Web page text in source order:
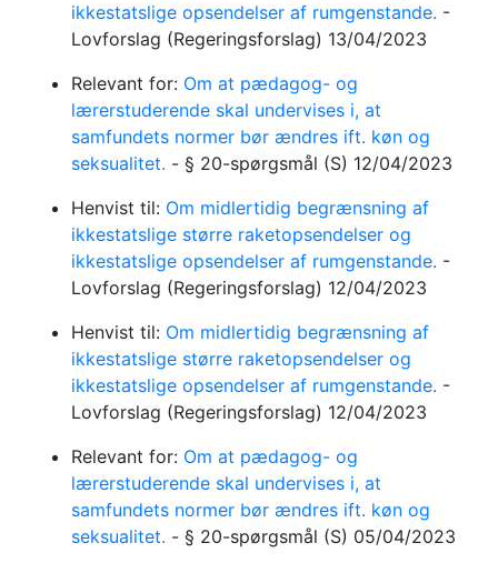
ikkestatslige opsendelser af rumgenstande. -
Lovforslag (Regeringsforslag) 13/04/2023
Relevant for: Om at pædagog- og
lærerstuderende skal undervises i, at
samfundets normer bør ændres ift. køn og
seksualitet. - § 20-spørgsmål (S) 12/04/2023
Henvist til: Om midlertidig begrænsning af
ikkestatslige større raketopsendelser og
ikkestatslige opsendelser af rumgenstande. -
Lovforslag (Regeringsforslag) 12/04/2023
Henvist til: Om midlertidig begrænsning af
ikkestatslige større raketopsendelser og
ikkestatslige opsendelser af rumgenstande. -
Lovforslag (Regeringsforslag) 12/04/2023
Relevant for: Om at pædagog- og
lærerstuderende skal undervises i, at
samfundets normer bør ændres ift. køn og
seksualitet. - § 20-spørgsmål (S) 05/04/2023